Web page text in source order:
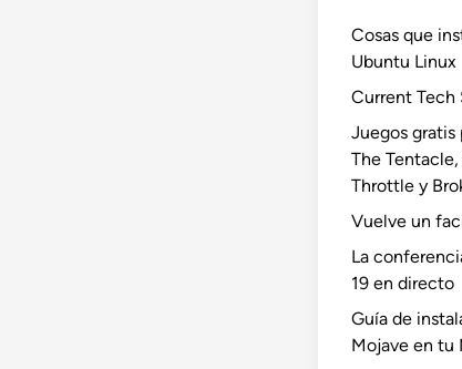
Cosas que
Ubuntu Linux
Current Tech
Juegos
The
Throttle y
Vuelve un
La
19 en directo
Guía de
Mojave en tu